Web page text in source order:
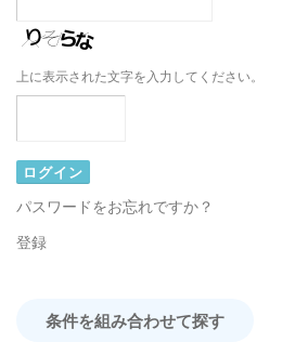
上に表示された文字を入力してください。
パスワードをお忘れですか？
登録
条件を組み合わせて探す